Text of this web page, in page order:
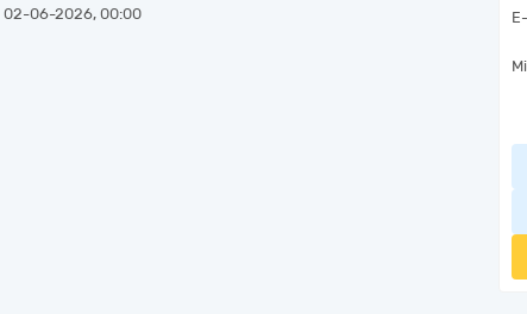
02-06-2026, 00:00